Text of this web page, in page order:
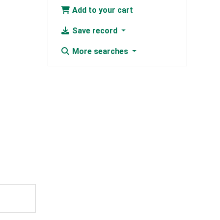
Add to your cart
Save record
More searches